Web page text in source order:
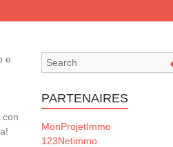
e
con
PARTENAIRES
MonProjetImmo
123Netimmo